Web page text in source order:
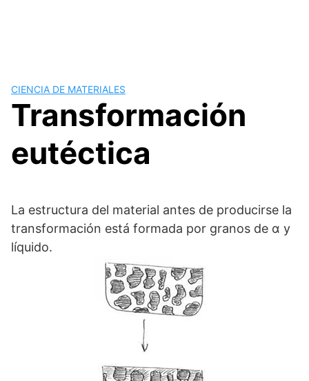
CIENCIA DE MATERIALES
Transformación
eutéctica
La estructura del material antes de producirse la
transformación está formada por granos de α y
líquido.